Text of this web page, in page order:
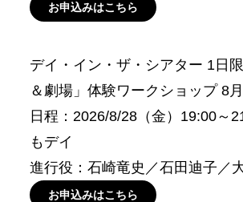
お申込みはこちら
デイ・イン・ザ・シアター 1日
＆劇場」体験ワークショップ 8
日程：2026/8/28（金）19:00
もデイ
進行役：石崎竜史／石田迪子／
お申込みはこちら